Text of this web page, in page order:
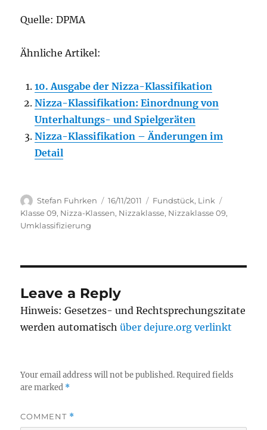
Quelle: DPMA
Ähnliche Artikel:
10. Ausgabe der Nizza-Klassifikation
Nizza-Klassifikation: Einordnung von
Unterhaltungs- und Spielgeräten
Nizza-Klassifikation – Änderungen im
Detail
Author
Stefan Fuhrken
Posted
on
16/11/2011 Categories
Fundstück, Link
Klasse 09, Nizza-Klassen, Nizzaklasse, Nizzaklasse 09,
Umklassifizierung
Leave a Reply
Hinweis: Gesetzes- und Rechtsprechungszitate
werden automatischüber dejure.org verlinkt
Your email address will not be published. Required fields
are marked *
COMMENT *